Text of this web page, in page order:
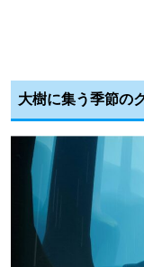
大樹に集う季節の